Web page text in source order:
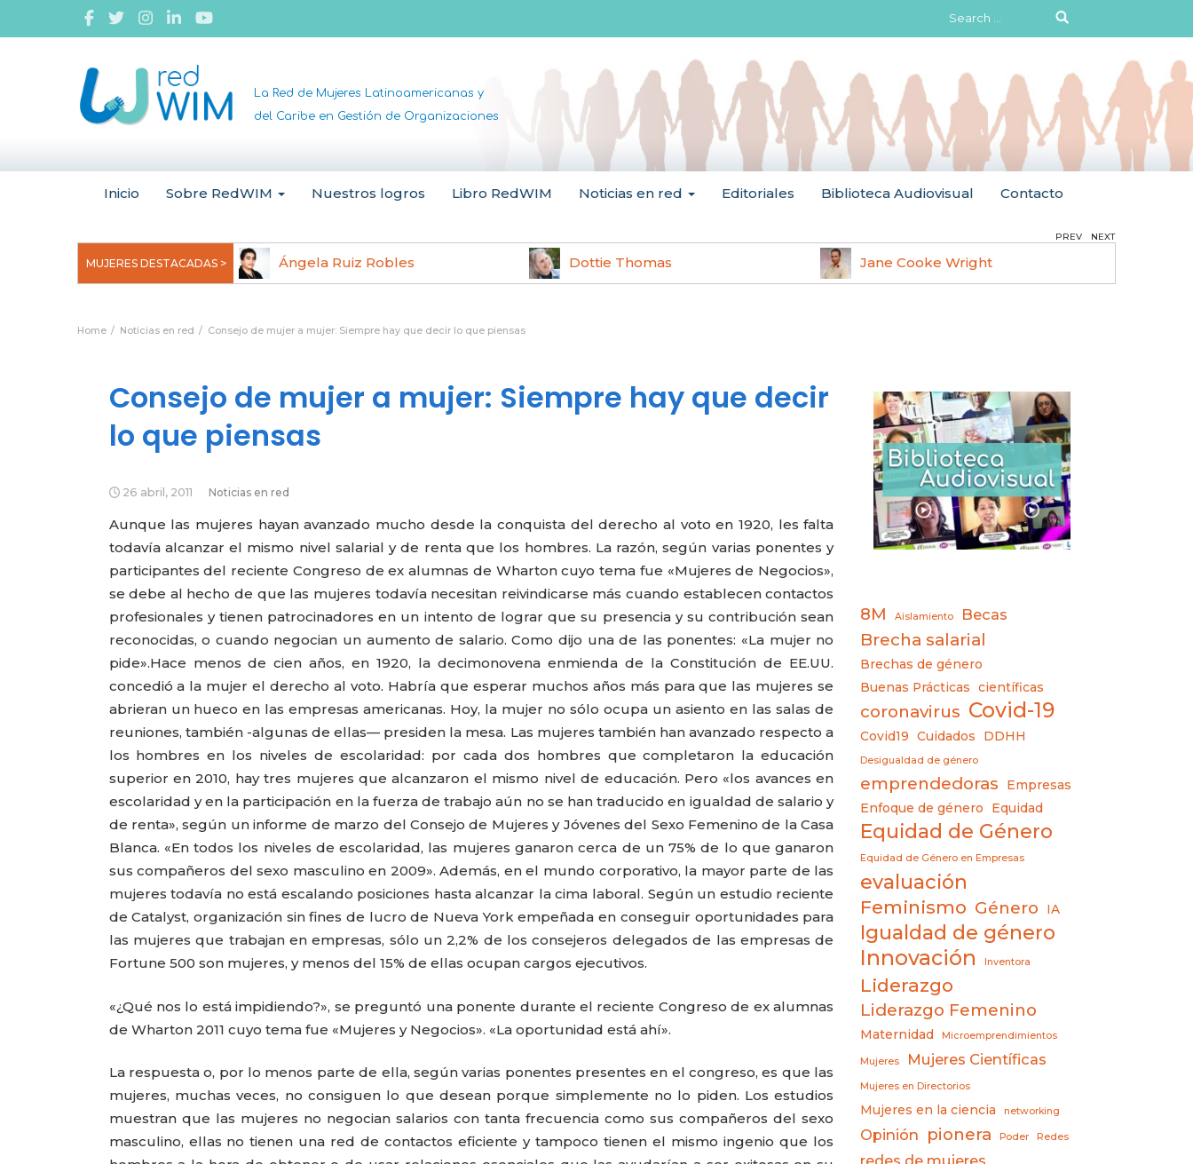
Search
for:
La Red de Mujeres Latinoamericanas y
del Caribe en Gestión de Organizaciones
Inicio Sobre RedWIM Nuestros logros Libro RedWIM Noticias en red Editoriales Biblioteca Audiovisual Contacto
MUJERES DESTACADAS >
Uchegbu, pionera en
Ángela Ruiz Robles Dottie Thomas Jane Cooke Wright
PREV NEXT
Home Noticias en red Consejo de mujer a mujer: Siempre hay que decir lo que piensas
Consejo de mujer a mujer: Siempre hay que decir
lo que piensas
26 abril, 2011 Noticias en red
Aunque las mujeres hayan avanzado mucho desde la conquista del derecho al voto en 1920, les falta
todavía alcanzar el mismo nivel salarial y de renta que los hombres. La razón, según varias ponentes y
participantes del reciente Congreso de ex alumnas de Wharton cuyo tema fue «Mujeres de Negocios»,
se debe al hecho de que las mujeres todavía necesitan reivindicarse más cuando establecen contactos
profesionales y tienen patrocinadores en un intento de lograr que su presencia y su contribución sean
reconocidas, o cuando negocian un aumento de salario. Como dijo una de las ponentes: «La mujer no
pide».Hace menos de cien años, en 1920, la decimonovena enmienda de la Constitución de EE.UU.
concedió a la mujer el derecho al voto. Habría que esperar muchos años más para que las mujeres se
abrieran un hueco en las empresas americanas. Hoy, la mujer no sólo ocupa un asiento en las salas de
reuniones, también -algunas de ellas— presiden la mesa. Las mujeres también han avanzado respecto a
los hombres en los niveles de escolaridad: por cada dos hombres que completaron la educación
superior en 2010, hay tres mujeres que alcanzaron el mismo nivel de educación. Pero «los avances en
escolaridad y en la participación en la fuerza de trabajo aún no se han traducido en igualdad de salario y
de renta», según un informe de marzo del Consejo de Mujeres y Jóvenes del Sexo Femenino de la Casa
Blanca. «En todos los niveles de escolaridad, las mujeres ganaron cerca de un 75% de lo que ganaron
sus compañeros del sexo masculino en 2009». Además, en el mundo corporativo, la mayor parte de las
mujeres todavía no está escalando posiciones hasta alcanzar la cima laboral. Según un estudio reciente
de Catalyst, organización sin fines de lucro de Nueva York empeñada en conseguir oportunidades para
las mujeres que trabajan en empresas, sólo un 2,2% de los consejeros delegados de las empresas de
Fortune 500 son mujeres, y menos del 15% de ellas ocupan cargos ejecutivos.
«¿Qué nos lo está impidiendo?», se preguntó una ponente durante el reciente Congreso de ex alumnas
de Wharton 2011 cuyo tema fue «Mujeres y Negocios». «La oportunidad está ahí».
La respuesta o, por lo menos parte de ella, según varias ponentes presentes en el congreso, es que las
mujeres, muchas veces, no consiguen lo que desean porque simplemente no lo piden. Los estudios
muestran que las mujeres no negocian salarios con tanta frecuencia como sus compañeros del sexo
masculino, ellas no tienen una red de contactos eficiente y tampoco tienen el mismo ingenio que los
8M Aislamiento Becas
Brecha salarial
Brechas de género
Buenas Prácticas
científicas
coronavirus Covid-19
Covid19 Cuidados DDHH
Desigualdad de género
emprendedoras
Empresas
Enfoque de género
Equidad
Equidad de Género
Equidad de Género en Empresas
evaluación
Feminismo Género IA
Igualdad de género
Innovación Inventora
Liderazgo
Liderazgo Femenino
Maternidad Microemprendimientos
Mujeres Mujeres Científicas
Mujeres en Directorios
Mujeres en la ciencia networking
Opinión pionera Poder Redes
redes de mujeres